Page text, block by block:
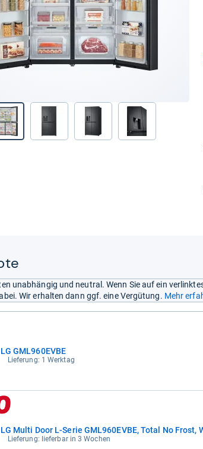
unabhängig und neutral. Wenn Sie auf ein
Wir erhalten dann ggf. eine Vergütung. Mehr
LG GML960EVBE
Lieferung: 1 Werktag
LG Multi Door L-Serie GML960EVBE, Total No Frost,
Lieferung: lieferbar in 3 Wochen